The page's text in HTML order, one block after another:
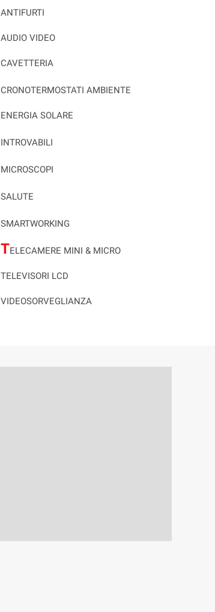
ANTIFURTI
AUDIO VIDEO
CAVETTERIA
CRONOTERMOSTATI AMBIENTE
ENERGIA SOLARE
INTROVABILI
MICROSCOPI
SALUTE
SMARTWORKING
TELECAMERE MINI & MICRO
TELEVISORI LCD
VIDEOSORVEGLIANZA